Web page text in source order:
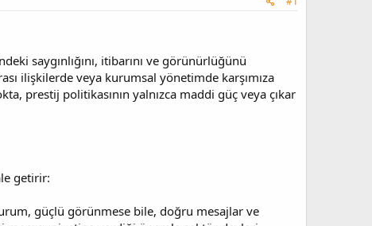
saygınlığını, itibarını ve görünürlüğünü
ilişkilerde veya kurumsal yönetimde karşımıza
prestij politikasının yalnızca maddi güç veya çıkar
getirir:
güçlü görünmese bile, doğru mesajlar ve